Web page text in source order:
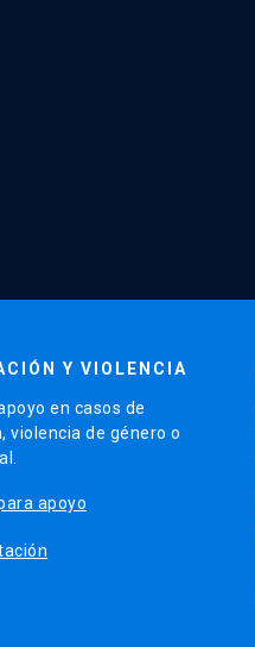
Y VIOLENCIA
en casos de
violencia de género o
apoyo